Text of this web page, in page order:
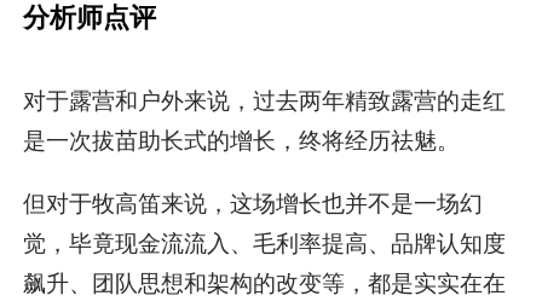
分析师点评
对于露营和户外来说，过去两年精致露营的走红
是一次拔苗助长式的增长，终将经历祛魅。
但对于牧高笛来说，这场增长也并不是一场幻
觉，毕竟现金流流入、毛利率提高、品牌认知度
飙升、团队思想和架构的改变等，都是实实在在